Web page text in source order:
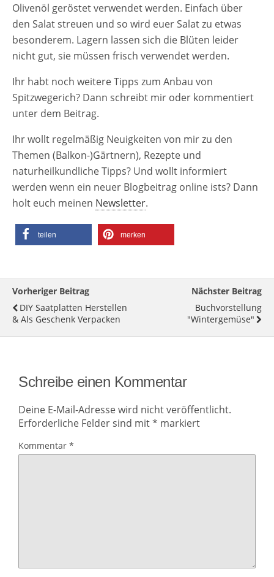
Olivenöl geröstet verwendet werden. Einfach über
den Salat streuen und so wird euer Salat zu etwas
besonderem. Lagern lassen sich die Blüten leider
nicht gut, sie müssen frisch verwendet werden.
Ihr habt noch weitere Tipps zum Anbau von
Spitzwegerich? Dann schreibt mir oder kommentiert
unter dem Beitrag.
Ihr wollt regelmäßig Neuigkeiten von mir zu den
Themen (Balkon-)Gärtnern), Rezepte und
naturheilkundliche Tipps? Und wollt informiert
werden wenn ein neuer Blogbeitrag online ists? Dann
holt euch meinen Newsletter.
teilen merken
Vorheriger Beitrag
DIY Saatplatten Herstellen
& Als Geschenk Verpacken
Nächster Beitrag
Buchvorstellung
"Wintergemüse"
Schreibe einen Kommentar
Deine E-Mail-Adresse wird nicht veröffentlicht.
Erforderliche Felder sind mit* markiert
Kommentar *